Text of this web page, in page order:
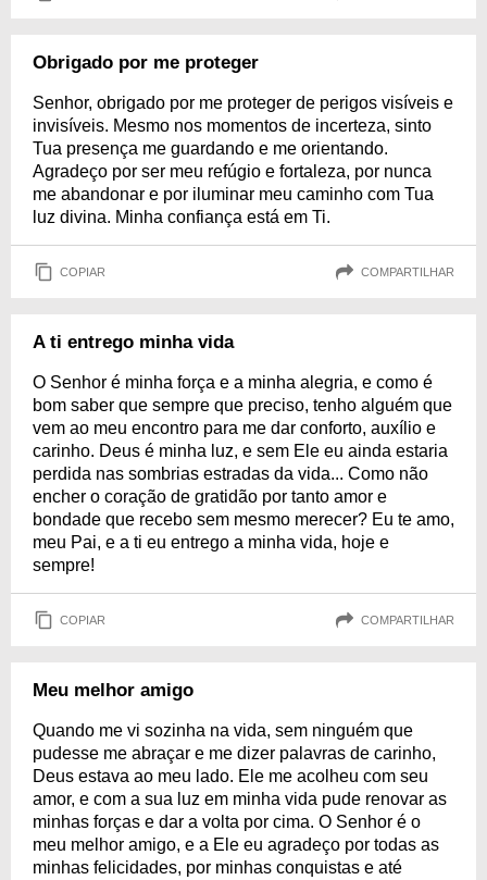
Obrigado por me proteger
Senhor, obrigado por me proteger de perigos visíveis e
invisíveis. Mesmo nos momentos de incerteza, sinto
Tua presença me guardando e me orientando.
Agradeço por ser meu refúgio e fortaleza, por nunca
me abandonar e por iluminar meu caminho com Tua
luz divina. Minha confiança está em Ti.
COPIAR COMPARTILHAR
A ti entrego minha vida
O Senhor é minha força e a minha alegria, e como é
bom saber que sempre que preciso, tenho alguém que
vem ao meu encontro para me dar conforto, auxílio e
carinho. Deus é minha luz, e sem Ele eu ainda estaria
perdida nas sombrias estradas da vida... Como não
encher o coração de gratidão por tanto amor e
bondade que recebo sem mesmo merecer? Eu te amo,
meu Pai, e a ti eu entrego a minha vida, hoje e
sempre!
COPIAR COMPARTILHAR
Meu melhor amigo
Quando me vi sozinha na vida, sem ninguém que
pudesse me abraçar e me dizer palavras de carinho,
Deus estava ao meu lado. Ele me acolheu com seu
amor, e com a sua luz em minha vida pude renovar as
minhas forças e dar a volta por cima. O Senhor é o
meu melhor amigo, e a Ele eu agradeço por todas as
minhas felicidades, por minhas conquistas e até